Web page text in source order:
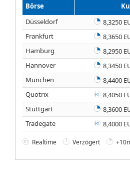
Börse
Düsseldorf
8,3250
Frankfurt
8,3650
Hamburg
8,2950
Hannover
8,3450
München
8,4400
Quotrix
8,4050
Stuttgart
8,3600
Tradegate
8,4000
Realtime Verzögert